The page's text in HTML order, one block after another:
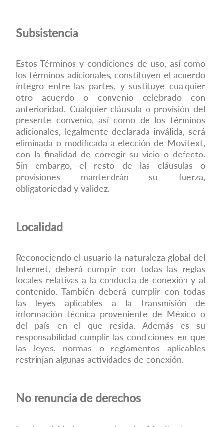
Subsistencia
Estos Términos y condiciones de uso, así como
los términos adicionales, constituyen el acuerdo
íntegro entre las partes, y sustituye cualquier
otro acuerdo o convenio celebrado con
anterioridad. Cualquier cláusula o provisión del
presente convenio, así como de los términos
adicionales, legalmente declarada inválida, será
eliminada o modificada a elección de Movitext,
con la finalidad de corregir su vicio o defecto.
Sin embargo, el resto de las cláusulas o
provisiones mantendrán su fuerza,
obligatoriedad y validez.
Localidad
Reconociendo el usuario la naturaleza global del
Internet, deberá cumplir con todas las reglas
locales relativas a la conducta de conexión y al
contenido. También deberá cumplir con todas
las leyes aplicables a la transmisión de
información técnica proveniente de México o
del país en el que resida. Además es su
responsabilidad cumplir las condiciones en que
las leyes, normas o reglamentos aplicables
restrinjan algunas actividades de conexión.
No renuncia de derechos